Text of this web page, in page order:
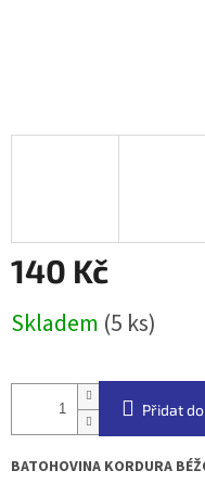
140 Kč
cena:
Skladem (5 ks)
Přidat
BATOHOVINA KORDURA